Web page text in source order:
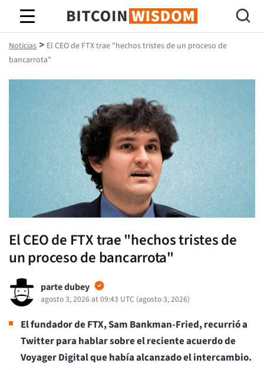
Sabiduría de Bitcoin
Noticias > El CEO de FTX trae "hechos tristes de un proceso de
bancarrota"
El CEO de FTX trae "hechos tristes de
un proceso de bancarrota"
parte dubey
agosto 3, 2026 at 09:43 UTC (agosto 3, 2026)
El fundador de FTX, Sam Bankman-Fried, recurrió a
Twitter para hablar sobre el reciente acuerdo de
Voyager Digital que había alcanzado el intercambio.